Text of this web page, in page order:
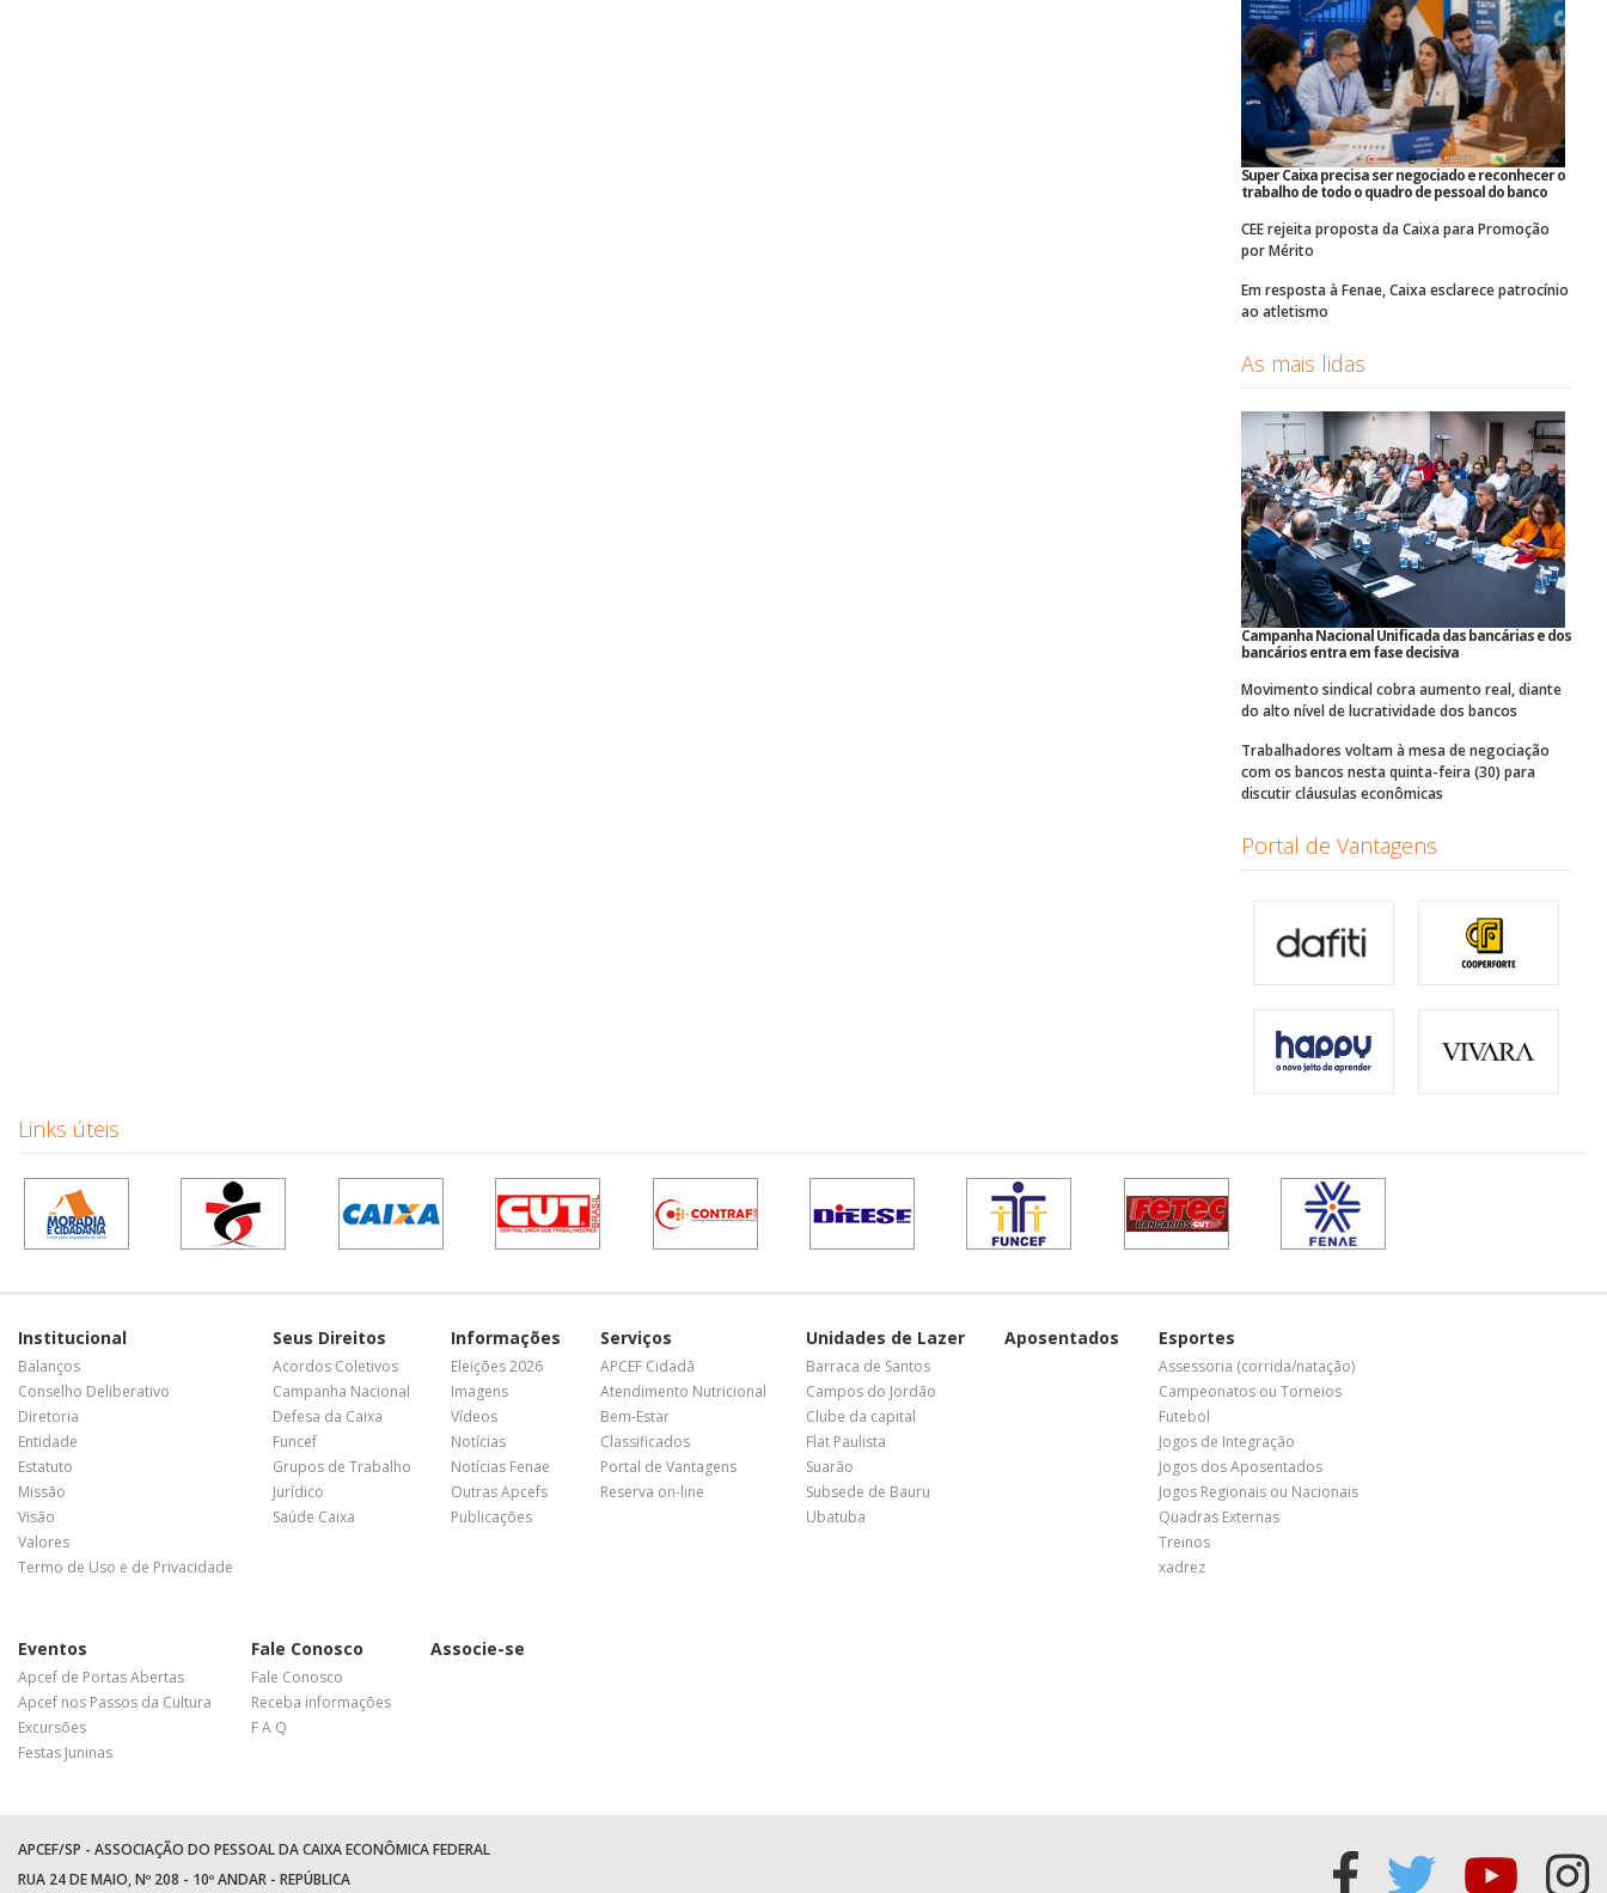
Super Caixa precisa ser negociado e reconhecer o
trabalho de todo o quadro de pessoal do banco
CEE rejeita proposta da Caixa para Promoção
por Mérito
Em resposta à Fenae, Caixa esclarece patrocínio
ao atletismo
As mais lidas
Campanha Nacional Unificada das bancárias e dos
bancários entra em fase decisiva
Movimento sindical cobra aumento real, diante
do alto nível de lucratividade dos bancos
Trabalhadores voltam à mesa de negociação
com os bancos nesta quinta-feira (30) para
discutir cláusulas econômicas
Portal de Vantagens
Links úteis
Institucional
Balanços
Conselho Deliberativo
Diretoria
Entidade
Estatuto
Missão
Visão
Valores
Termo de Uso e de Privacidade
Seus Direitos
Acordos Coletivos
Campanha Nacional
Defesa da Caixa
Funcef
Grupos de Trabalho
Jurídico
Saúde Caixa
Informações
Eleições 2026
Imagens
Vídeos
Notícias
Notícias Fenae
Outras Apcefs
Publicações
Serviços
APCEF Cidadã
Atendimento Nutricional
Bem-Estar
Classificados
Portal de Vantagens
Reserva on-line
Unidades de Lazer
Barraca de Santos
Campos do Jordão
Clube da capital
Flat Paulista
Suarão
Subsede de Bauru
Ubatuba
Aposentados Esportes
Assessoria (corrida/natação)
Campeonatos ou Torneios
Futebol
Jogos de Integração
Jogos dos Aposentados
Jogos Regionais ou Nacionais
Quadras Externas
Treinos
xadrez
Eventos
Apcef de Portas Abertas
Apcef nos Passos da Cultura
Excursões
Festas Juninas
Fale Conosco
Fale Conosco
Receba informações
F A Q
Associe-se
APCEF/SP - ASSOCIAÇÃO DO PESSOAL DA CAIXA ECONÔMICA FEDERAL
RUA 24 DE MAIO, Nº 208 - 10º ANDAR - REPÚBLICA
Acessar
Acessar